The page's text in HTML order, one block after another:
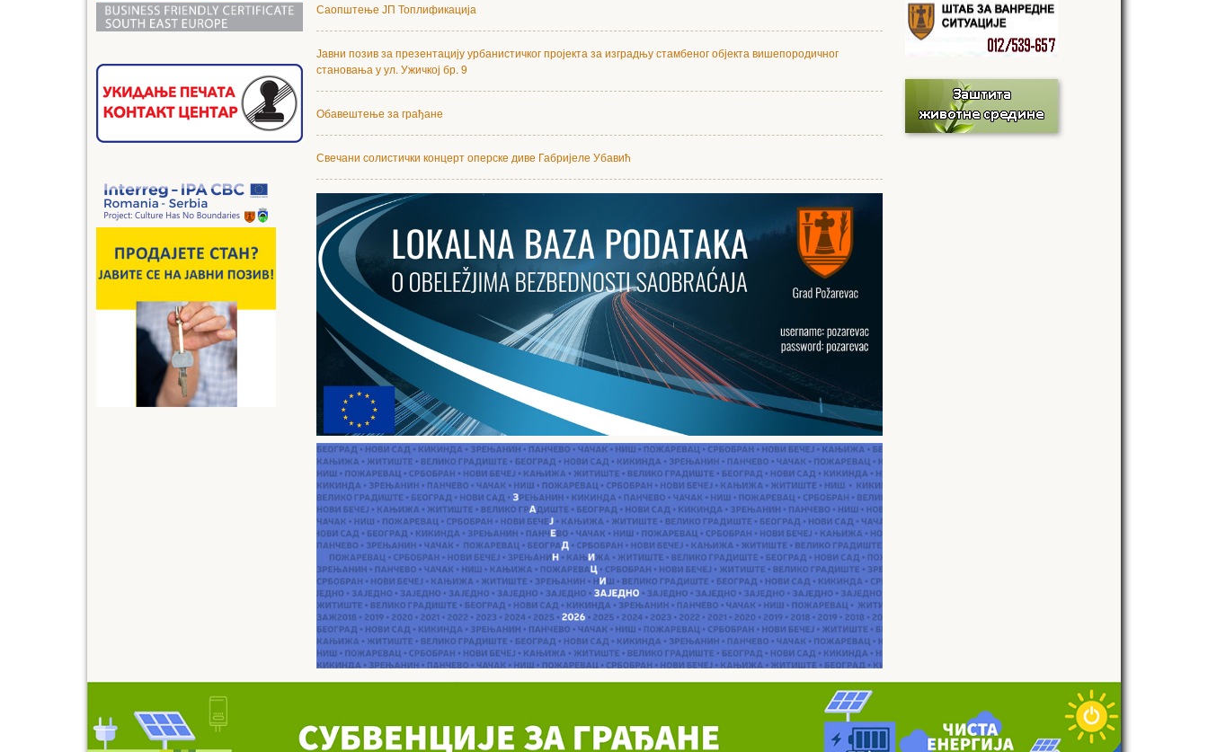
Саопштење ЈП Топлификација
Јавни позив за презентацију урбанистичког пројекта за изградњу стамбеног објекта вишепородичног
становања у ул. Ужичкој бр. 9
Обавештење за грађане
Свечани солистички концерт оперске диве Габријеле Убавић